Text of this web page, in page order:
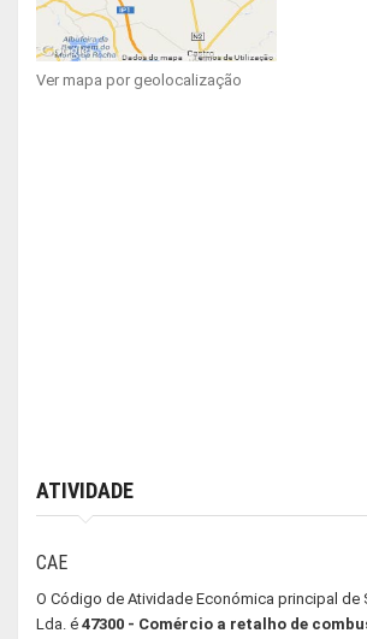
Ver mapa por geolocalização
ATIVIDADE
CAE
O Código de Atividade Económica principal de
Lda. é 47300 - Comércio a retalho de